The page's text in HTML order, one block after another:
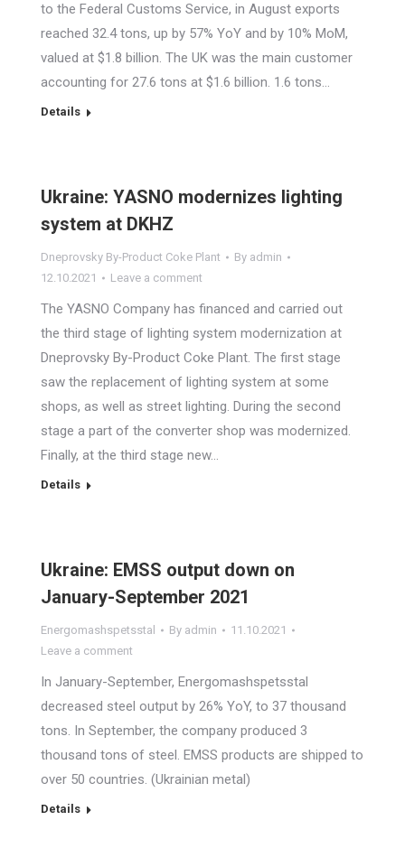
to the Federal Customs Service, in August exports
reached 32.4 tons, up by 57% YoY and by 10% MoM,
valued at $1.8 billion. The UK was the main customer
accounting for 27.6 tons at $1.6 billion. 1.6 tons…
Details
Ukraine: YASNO modernizes lighting
system at DKHZ
Dneprovsky By-Product Coke Plant By admin
12.10.2021
Leave a comment
The YASNO Company has financed and carried out
the third stage of lighting system modernization at
Dneprovsky By-Product Coke Plant. The first stage
saw the replacement of lighting system at some
shops, as well as street lighting. During the second
stage a part of the converter shop was modernized.
Finally, at the third stage new…
Details
Ukraine: EMSS output down on
January-September 2021
Energomashspetsstal By admin
11.10.2021
Leave a comment
In January-September, Energomashspetsstal
decreased steel output by 26% YoY, to 37 thousand
tons. In September, the company produced 3
thousand tons of steel. EMSS products are shipped to
over 50 countries. (Ukrainian metal)
Details